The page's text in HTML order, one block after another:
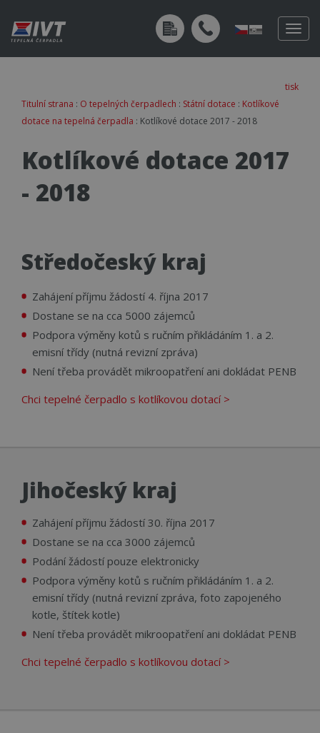
tisk
Titulní strana : O tepelných čerpadlech : Státní dotace : Kotlíkové
dotace na tepelná čerpadla : Kotlíkové dotace 2017 - 2018
Kotlíkové dotace 2017
- 2018
Středočeský kraj
Zahájení příjmu žádostí 4. října 2017
Dostane se na cca 5000 zájemců
Podpora výměny kotů s ručním přikládáním 1. a 2.
emisní třídy (nutná revizní zpráva)
Není třeba provádět mikroopatření ani dokládat PENB
Chci tepelné čerpadlo s kotlíkovou dotací >
Jihočeský kraj
Zahájení příjmu žádostí 30. října 2017
Dostane se na cca 3000 zájemců
Podání žádostí pouze elektronicky
Podpora výměny kotů s ručním přikládáním 1. a 2.
emisní třídy (nutná revizní zpráva, foto zapojeného
kotle, štítek kotle)
Není třeba provádět mikroopatření ani dokládat PENB
Chci tepelné čerpadlo s kotlíkovou dotací >